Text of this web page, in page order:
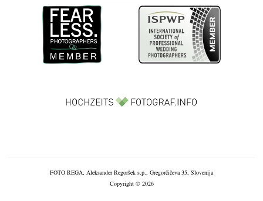
FOTO REGA, Aleksander Regoršek s.p., Gregorčičeva 35, Slovenija
Copyright © 2026